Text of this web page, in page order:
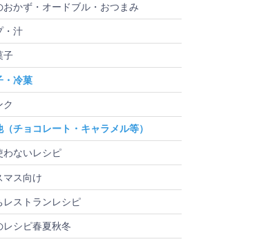
おかず・オードブル・おつまみ
・汁
子
・冷菓
ク
（チョコレート・キャラメル等）
わないレシピ
マス向け
レストランレシピ
レシピ春夏秋冬